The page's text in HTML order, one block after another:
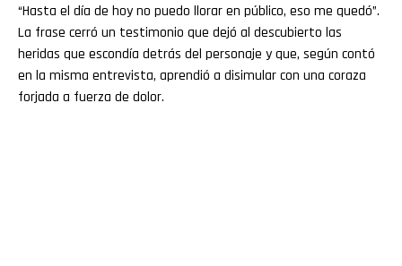
“Hasta el día de hoy no puedo llorar en público, eso me quedó”.
La frase cerró un testimonio que dejó al descubierto las
heridas que escondía detrás del personaje y que, según contó
en la misma entrevista, aprendió a disimular con una coraza
forjada a fuerza de dolor.